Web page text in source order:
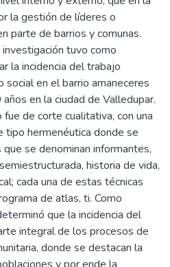
la gestión de líderes o
parte de barrios y comunas.
tuvo como
la incidencia del trabajo
en el barrio amaneceres
en la ciudad de Valledupar.
de corte cualitativa, con una
tipo hermenéutica donde se
se denominan informantes,
historia de vida,
cada una de estas técnicas
de atlas, ti. Como
que la incidencia del
integral de los procesos de
donde se destacan la